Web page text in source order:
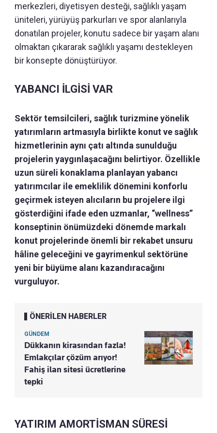
merkezleri, diyetisyen desteği, sağlıklı yaşam
üniteleri, yürüyüş parkurları ve spor alanlarıyla
donatılan projeler, konutu sadece bir yaşam alanı
olmaktan çıkararak sağlıklı yaşamı destekleyen
bir konsepte dönüştürüyor.
YABANCI İLGİSİ VAR
Sektör temsilcileri, sağlık turizmine yönelik
yatırımların artmasıyla birlikte konut ve sağlık
hizmetlerinin aynı çatı altında sunulduğu
projelerin yaygınlaşacağını belirtiyor. Özellikle
uzun süreli konaklama planlayan yabancı
yatırımcılar ile emeklilik dönemini konforlu
geçirmek isteyen alıcıların bu projelere ilgi
gösterdiğini ifade eden uzmanlar, “wellness”
konseptinin önümüzdeki dönemde markalı
konut projelerinde önemli bir rekabet unsuru
hâline geleceğini ve gayrimenkul sektörüne
yeni bir büyüme alanı kazandıracağını
vurguluyor.
ÖNERİLEN HABERLER
GÜNDEM
Dükkanın kirasından fazla!
Emlakçılar çözüm arıyor!
Fahiş ilan sitesi ücretlerine
tepki
YATIRIM AMORTİSMAN SÜRESİ